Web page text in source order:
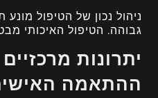
ניהול נכון של הטיפול
גבוהה. הטיפול האיכותי
יתרונות
ההתאמה